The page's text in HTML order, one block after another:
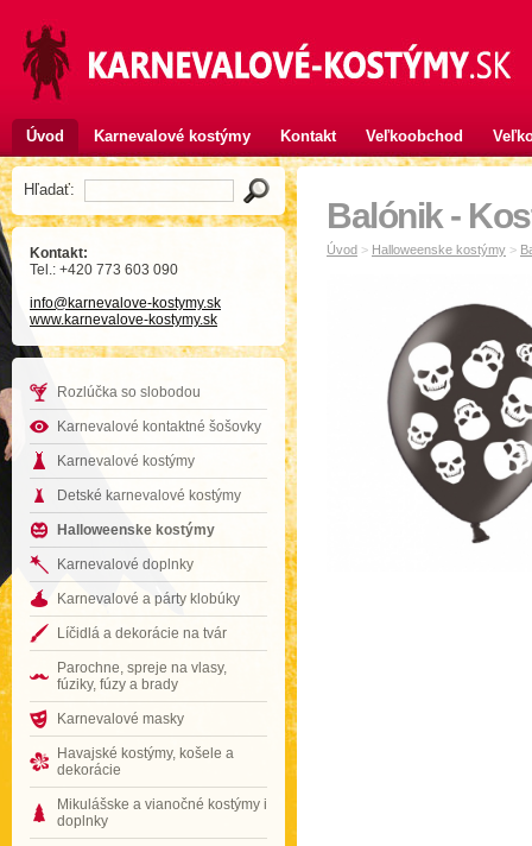
Úvod Karnevalové kostýmy Kontakt Veľkoobchod
Hľadať:
Kontakt:
Tel.: +420 773 603 090
info@karnevalove-kostymy.sk
www.karnevalove-kostymy.sk
Rozlúčka so slobodou
Karnevalové kontaktné šošovky
Karnevalové kostýmy
Detské karnevalové kostýmy
Halloweenske kostýmy
Karnevalové doplnky
Karnevalové a párty klobúky
Líčidlá a dekorácie na tvár
Parochne, spreje na vlasy,
fúziky, fúzy a brady
Karnevalové masky
Havajské kostýmy, košele a
dekorácie
Mikulášske a vianočné kostýmy i
doplnky
Balónik -
Úvod > Halloweenske kostýmy >